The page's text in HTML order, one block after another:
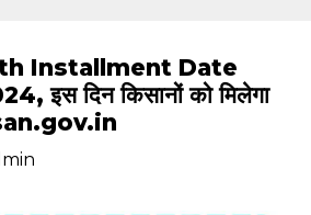
Installment Date
इस दिन किसानों को मिलेगा